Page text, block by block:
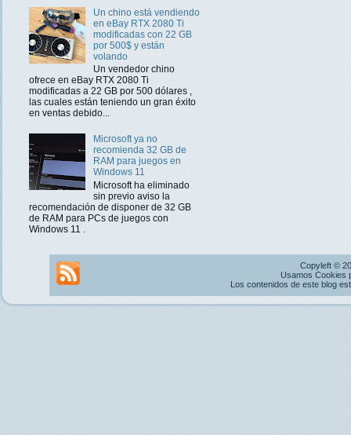
Un chino está vendiendo
en eBay RTX 2080 Ti
modificadas con 22 GB
por 500$ y están
volando
Un vendedor chino
ofrece en eBay RTX 2080 Ti
modificadas a 22 GB por 500 dólares ,
las cuales están teniendo un gran éxito
en ventas debido...
Microsoft ya no
recomienda 32 GB de
RAM para juegos en
Windows 11
Microsoft ha eliminado
sin previo aviso la
recomendación de disponer de 32 GB
de RAM para PCs de juegos con
Windows 11 .
Copyleft ©
Usamos Cookies
Los contenidos de este blog